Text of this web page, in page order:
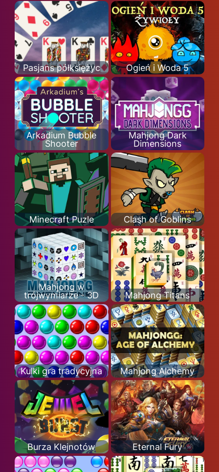
Pasjans półksiężyc Ogień i Woda 5
Arkadium Bubble
Shooter
Mahjong Dark
Dimensions
Minecraft Puzle Clash of Goblins
Mahjong w
trójwymiarze - 3D
Mahjong Titans
Kulki gra tradycyjna Mahjong Alchemy
Burza Klejnotów Eternal Fury